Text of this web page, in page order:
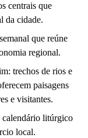
centrais que
da cidade.
que reúne
regional.
trechos de rios e
paisagens
e visitantes.
calendário litúrgico
local.